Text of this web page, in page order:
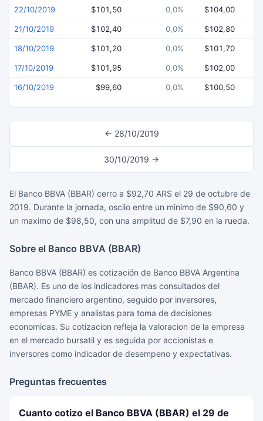
22/10/2019 $101,50 0,0% $104,00
21/10/2019 $102,40 0,0% $102,80
18/10/2019 $101,20 0,0% $101,70
17/10/2019 $101,95 0,0% $102,00
16/10/2019 $99,60 0,0% $100,50
← 28/10/2019
30/10/2019 →
El Banco BBVA (BBAR) cerro a $92,70 ARS el 29 de octubre de
2019. Durante la jornada, oscilo entre un minimo de $90,60 y
un maximo de $98,50, con una amplitud de $7,90 en la rueda.
Sobre el Banco BBVA (BBAR)
Banco BBVA (BBAR) es cotización de Banco BBVA Argentina
(BBAR). Es uno de los indicadores mas consultados del
mercado financiero argentino, seguido por inversores,
empresas PYME y analistas para toma de decisiones
economicas. Su cotizacion refleja la valoracion de la empresa
en el mercado bursatil y es seguida por accionistas e
inversores como indicador de desempeno y expectativas.
Preguntas frecuentes
Cuanto cotizo el Banco BBVA (BBAR) el 29 de